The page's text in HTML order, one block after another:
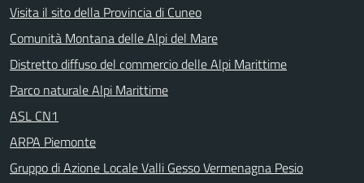
Visita il sito della Provincia di Cuneo
Comunità Montana delle Alpi del Mare
Distretto diffuso del commercio delle Alpi Marittime
Parco naturale Alpi Marittime
ASL CN1
ARPA Piemonte
Gruppo di Azione Locale Valli Gesso Vermenagna Pesio